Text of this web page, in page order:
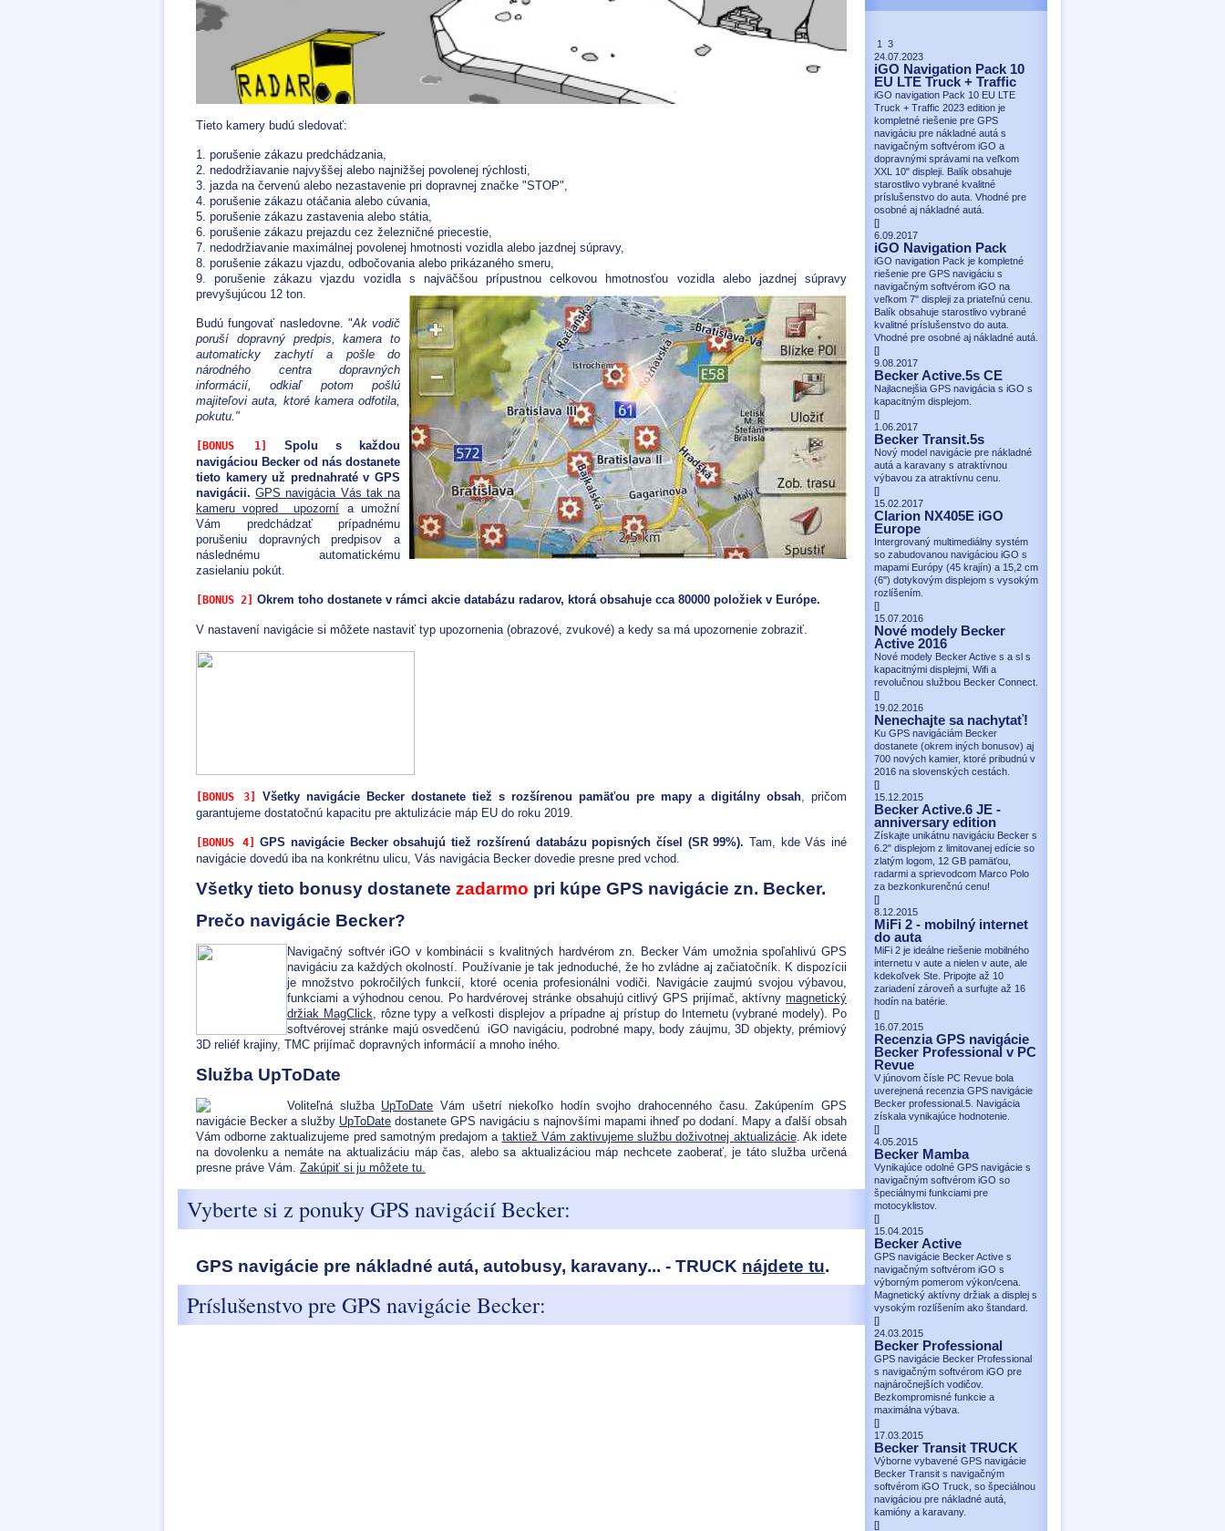
Tieto kamery budú sledovať:
1. porušenie zákazu predchádzania,
2. nedodržiavanie najvyššej alebo najnižšej povolenej rýchlosti,
3. jazda na červenú alebo nezastavenie pri dopravnej značke "STOP",
4. porušenie zákazu otáčania alebo cúvania,
5. porušenie zákazu zastavenia alebo státia,
6. porušenie zákazu prejazdu cez železničné priecestie,
7. nedodržiavanie maximálnej povolenej hmotnosti vozidla alebo jazdnej súpravy,
8. porušenie zákazu vjazdu, odbočovania alebo prikázaného smeru,
9. porušenie zákazu vjazdu vozidla s najväčšou prípustnou celkovou hmotnosťou vozidla alebo jazdnej súpravy
prevyšujúcou 12 ton.
Budú fungovať nasledovne. "Ak vodič
poruší dopravný predpis, kamera to
automaticky zachytí a pošle do
národného centra dopravných
informácií, odkiaľ potom pošlú
majiteľovi auta, ktoré kamera odfotila,
pokutu."
[BONUS 1]
Spolu s každou
navigáciou Becker od nás dostanete
tieto kamery už prednahraté v GPS
navigácii. GPS navigácia Vás tak na
kameru vopred upozorní a umožní
Vám predchádzať prípadnému
porušeniu dopravných predpisov a
následnému automatickému
zasielaniu pokút.
[BONUS 2] Okrem toho dostanete v rámci akcie databázu radarov, ktorá obsahuje cca 80000 položiek v Európe.
V nastavení navigácie si môžete nastaviť typ upozornenia (obrazové, zvukové) a kedy sa má upozornenie zobraziť.
[BONUS 3] Všetky navigácie Becker dostanete tiež s rozšírenou pamäťou pre mapy a digitálny obsah, pričom
garantujeme dostatočnú kapacitu pre aktulizácie máp EU do roku 2019.
[BONUS 4] GPS navigácie Becker obsahujú tiež rozšírenú databázu popisných čísel (SR 99%). Tam, kde Vás iné
navigácie dovedú iba na konkrétnu ulicu, Vás navigácia Becker dovedie presne pred vchod.
Všetky tieto bonusy dostanete zadarmo pri kúpe GPS navigácie zn. Becker.
Prečo navigácie Becker?
Navigačný softvér iGO v kombinácii s kvalitných hardvérom zn. Becker Vám umožnia spoľahlivú GPS
navigáciu za každých okolností. Používanie je tak jednoduché, že ho zvládne aj začiatočník. K dispozícii
je množstvo pokročilých funkcií, ktoré ocenia profesionálni vodiči. Navigácie zaujmú svojou výbavou,
funkciami a výhodnou cenou. Po hardvérovej stránke obsahujú citlivý GPS prijímač, aktívny magnetický
držiak MagClick, rôzne typy a veľkosti displejov a prípadne aj prístup do Internetu (vybrané modely). Po
softvérovej stránke majú osvedčenú iGO navigáciu, podrobné mapy, body záujmu, 3D objekty, prémiový
3D reliéf krajiny, TMC prijímač dopravných informácií a mnoho iného.
Služba UpToDate
Voliteľná služba UpToDate Vám ušetrí niekoľko hodín svojho drahocenného času. Zakúpením GPS
navigácie Becker a služby UpToDate dostanete GPS navigáciu s najnovšími mapami ihneď po dodaní. Mapy a ďalší obsah
Vám odborne zaktualizujeme pred samotným predajom a taktiež Vám zaktivujeme službu doživotnej aktualizácie. Ak idete
na dovolenku a nemáte na aktualizáciu máp čas, alebo sa aktualizáciou máp nechcete zaoberať, je táto služba určená
presne práve Vám. Zakúpiť si ju môžete tu.
Vyberte si z ponuky GPS navigácií Becker:
GPS navigácie pre nákladné autá, autobusy, karavany... - TRUCK nájdete tu.
Príslušenstvo pre GPS navigácie Becker:
1 3
24.07.2023
iGO Navigation Pack 10
EU LTE Truck + Traffic
iGO navigation Pack 10 EU LTE
Truck + Traffic 2023 edition je
kompletné riešenie pre GPS
navigáciu pre nákladné autá s
navigačným softvérom iGO a
dopravnými správami na veľkom
XXL 10" displeji. Balík obsahuje
starostlivo vybrané kvalitné
príslušenstvo do auta. Vhodné pre
osobné aj nákladné autá.
[]
6.09.2017
iGO Navigation Pack
iGO navigation Pack je kompletné
riešenie pre GPS navigáciu s
navigačným softvérom iGO na
veľkom 7" displeji za priateľnú cenu.
Balík obsahuje starostlivo vybrané
kvalitné príslušenstvo do auta.
Vhodné pre osobné aj nákladné autá.
[]
9.08.2017
Becker Active.5s CE
Najlacnejšia GPS navigácia s iGO s
kapacitným displejom.
[]
1.06.2017
Becker Transit.5s
Nový model navigácie pre nákladné
autá a karavany s atraktívnou
výbavou za atraktívnu cenu.
[]
15.02.2017
Clarion NX405E iGO
Europe
Intergrovaný multimediálny systém
so zabudovanou navigáciou iGO s
mapami Európy (45 krajín) a 15,2 cm
(6") dotykovým displejom s vysokým
rozlíšením.
[]
15.07.2016
Nové modely Becker
Active 2016
Nové modely Becker Active s a sl s
kapacitnými displejmi, Wifi a
revolučnou službou Becker Connect.
[]
19.02.2016
Nenechajte sa nachytať!
Ku GPS navigáciám Becker
dostanete (okrem iných bonusov) aj
700 nových kamier, ktoré pribudnú v
2016 na slovenských cestách.
[]
15.12.2015
Becker Active.6 JE -
anniversary edition
Získajte unikátnu navigáciu Becker s
6.2" displejom z limitovanej edície so
zlatým logom, 12 GB pamäťou,
radarmi a sprievodcom Marco Polo
za bezkonkurenčnú cenu!
[]
8.12.2015
MiFi 2 - mobilný internet
do auta
MiFi 2 je ideálne riešenie mobilného
internetu v aute a nielen v aute, ale
kdekoľvek Ste. Pripojte až 10
zariadení zároveň a surfujte až 16
hodín na batérie.
[]
16.07.2015
Recenzia GPS navigácie
Becker Professional v PC
Revue
V júnovom čísle PC Revue bola
uverejnená recenzia GPS navigácie
Becker professional.5. Navigácia
získala vynikajúce hodnotenie.
[]
4.05.2015
Becker Mamba
Vynikajúce odolné GPS navigácie s
navigačným softvérom iGO so
špeciálnymi funkciami pre
motocyklistov.
[]
15.04.2015
Becker Active
GPS navigácie Becker Active s
navigačným softvérom iGO s
výborným pomerom výkon/cena.
Magnetický aktívny držiak a displej s
vysokým rozlíšením ako štandard.
[]
24.03.2015
Becker Professional
GPS navigácie Becker Professional
s navigačným softvérom iGO pre
najnáročnejších vodičov.
Bezkompromisné funkcie a
maximálna výbava.
[]
17.03.2015
Becker Transit TRUCK
Výborne vybavené GPS navigácie
Becker Transit s navigačným
softvérom iGO Truck, so špeciálnou
navigáciou pre nákladné autá,
kamióny a karavany.
[]